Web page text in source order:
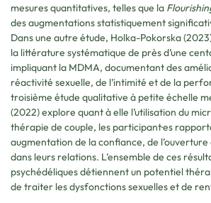
mesures quantitatives, telles que la
des augmentations statistiquement
Dans une autre étude, Holka-Pokorska
la littérature systématique de près d’une
impliquant la MDMA, documentant des
réactivité sexuelle, de l’intimité et de la
troisième étude qualitative à petite échelle
(2022) explore quant à elle l’utilisation du
thérapie de couple, les participant·es
augmentation de la confiance, de
dans leurs relations. L’ensemble de ces
psychédéliques détiennent un potentiel
de traiter les dysfonctions sexuelles et de